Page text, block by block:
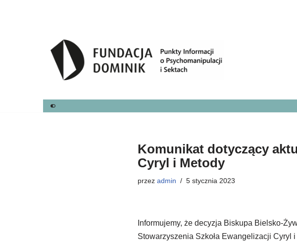
Komunikat dotyczący
Cyryl i Metody
przez admin 5 stycznia 2023
Informujemy, że decyzja Biskupa Bielsko-
Stowarzyszenia Szkoła Ewangelizacji Cyryl